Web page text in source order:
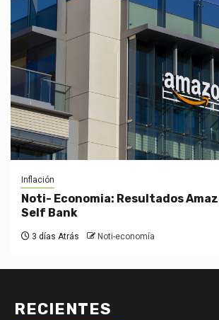
Inflación
Noti- Economia: Resultados
Self Bank
3 días Atrás Noti-economía
RECIENTES